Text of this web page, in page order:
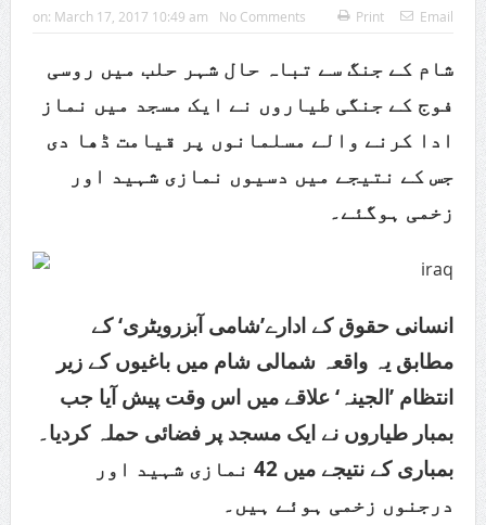
on: March 17, 2017 10:49 am No Comments Print Email
شام کے جنگ سے تباہ حال شہر حلب میں روسی
فوج کے جنگی طیاروں نے ایک مسجد میں نماز
ادا کرنے والے مسلمانوں پر قیامت ڈھا دی
جس کے نتیجے میں دسیوں نمازی شہید اور
زخمی ہوگئے۔
انسانی حقوق کے ادارے’شامی آبزرویٹری‘ کے
مطابق یہ واقعہ شمالی شام میں باغیوں کے زیر
انتظام ’الجینہ‘ علاقے میں اس وقت پیش آیا جب
بمبار طیاروں نے ایک مسجد پر فضائی حملہ کردیا۔
بمباری کے نتیجے میں 42 نمازی شہید اور
درجنوں زخمی ہوئے ہیں۔